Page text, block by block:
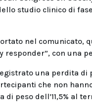
studio clinico di
nel comunicato,
responder”, con una
una perdita di
che non
peso dell’11,5% al